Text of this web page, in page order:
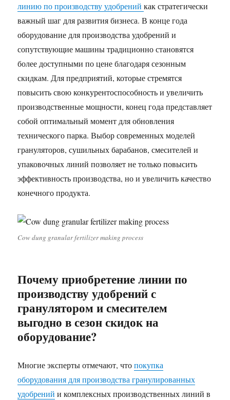
линию по производству удобренийкак стратегически
важный шаг для развития бизнеса. В конце года
оборудование для производства удобрений и
сопутствующие машины традиционно становятся
более доступными по цене благодаря сезонным
скидкам. Для предприятий, которые стремятся
повысить свою конкурентоспособность и увеличить
производственные мощности, конец года представляет
собой оптимальный момент для обновления
технического парка. Выбор современных моделей
грануляторов, сушильных барабанов, смесителей и
упаковочных линий позволяет не только повысить
эффективность производства, но и увеличить качество
конечного продукта.
Cow dung granular fertilizer making process
Почему приобретение линии по
производству удобрений с
гранулятором и смесителем
выгодно в сезон скидок на
оборудование?
Многие эксперты отмечают, чтопокупка
оборудования для производства гранулированных
удобрений и комплексных производственных линий в